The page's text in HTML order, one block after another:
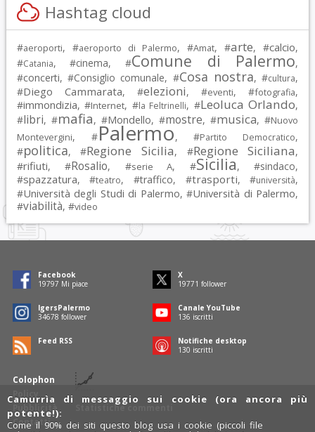
Hashtag cloud
#aeroporti, #aeroporto di Palermo, #Amat, #arte, #calcio,
#Catania, #cinema, #Comune di Palermo,
#concerti, #Consiglio comunale, #Cosa nostra, #cultura,
#Diego Cammarata, #elezioni, #eventi, #fotografia,
#immondizia, #Internet, #la Feltrinelli, #Leoluca Orlando,
#libri, #mafia, #Mondello, #mostre, #musica, #Nuovo
Montevergini, #Palermo, #Partito Democratico,
#politica, #Regione Sicilia, #Regione Siciliana,
#rifiuti, #Rosalio, #serie A, #Sicilia, #sindaco,
#spazzatura, #teatro, #traffico, #trasporti, #università,
#Università degli Studi di Palermo, #Università di Palermo,
#viabilità, #video
Colophon
Policy
Pubblicità
Contatti
Statistiche commenti
Facebook
19797 Mi piace
X
19771 follower
IgersPalermo
34678 follower
Canale YouTube
136 iscritti
Feed RSS
Notifiche desktop
130 iscritti
Camurrìa di messaggio sui cookie (ora ancora più
potente!):
Come il 90% dei siti questo blog usa i cookie (piccoli file